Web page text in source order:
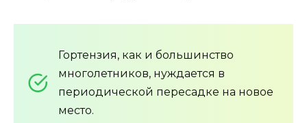
Гортензия, как и большинство
многолетников, нуждается в
периодической пересадке на новое
место.